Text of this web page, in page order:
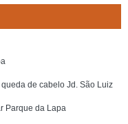
de cabelo Jd. São Luiz
Parque da Lapa